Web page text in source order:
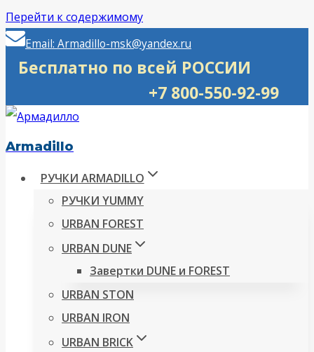
Перейти к содержимому
Email: Armadillo-msk@yandex.ru
Бесплатно по всей РОССИИ
+7 800-550-92-99
Armadillo
РУЧКИ ARMADILLO
РУЧКИ YUMMY
URBAN FOREST
URBAN DUNE
Завертки DUNE и FOREST
URBAN STON
URBAN IRON
URBAN BRICK